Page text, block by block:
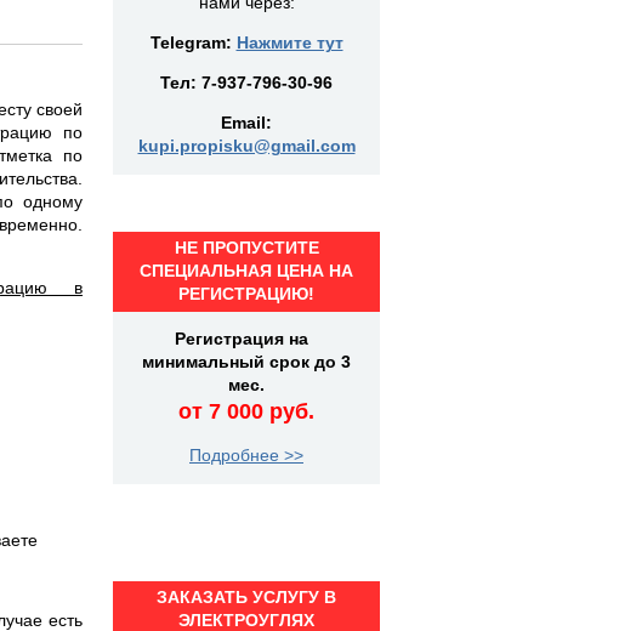
своей
по
по
одному
в
есть
Telegram: Нажмите тут
Тел: 7-937-796-30-96
Email:
kupi.propisku@gmail.com
НЕ ПРОПУСТИТЕ
СПЕЦИАЛЬНАЯ ЦЕНА НА
РЕГИСТРАЦИЮ!
Регистрация на
минимальный срок до 3
мес.
от 7 000 руб.
Подробнее >>
ЗАКАЗАТЬ УСЛУГУ В
ЭЛЕКТРОУГЛЯХ